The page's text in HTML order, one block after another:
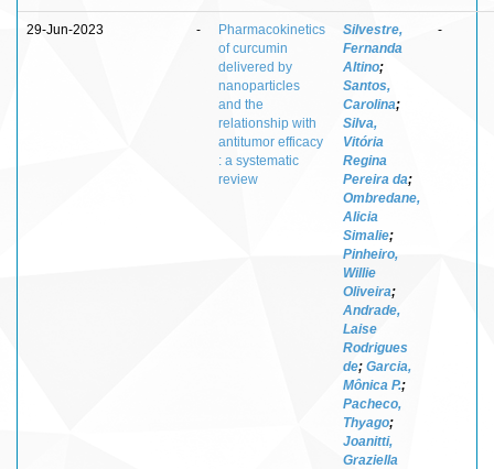
29-Jun-2023 -
Pharmacokinetics
of curcumin
delivered by
nanoparticles
and the
relationship with
antitumor efficacy
: a systematic
review
Silvestre,
Fernanda
Altino;
Santos,
Carolina;
Silva,
Vitória
Regina
Pereira da;
Ombredane,
Alicia
Simalie;
Pinheiro,
Willie
Oliveira;
Andrade,
Laise
Rodrigues
de; Garcia,
Mônica P.;
Pacheco,
Thyago;
Joanitti,
Graziella
-